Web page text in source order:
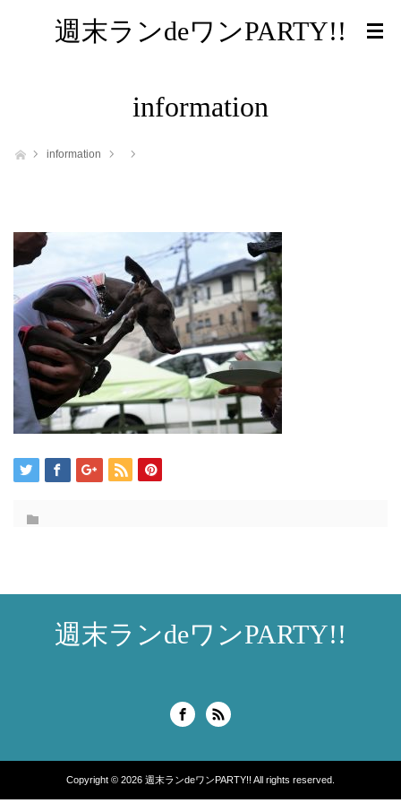
週末ランdeワンPARTY!!
information
ホームinformation
週末ランdeワンPARTY!!
Copyright © 2026 週末ランdeワンPARTY!! All rights reserved.